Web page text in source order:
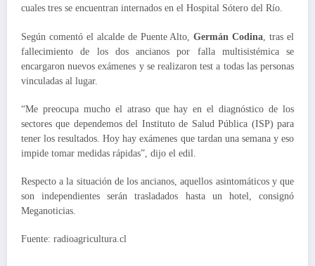
cuales tres se encuentran internados en el Hospital Sótero del Río.
Según comentó el alcalde de Puente Alto,Germán Codina , tras el
fallecimiento de los dos ancianos por falla multisistémica se
encargaron nuevos exámenes y se realizaron test a todas las personas
vinculadas al lugar.
“Me preocupa mucho el atraso que hay en el diagnóstico de los
sectores que dependemos del Instituto de Salud Pública (ISP) para
tener los resultados. Hoy hay exámenes que tardan una semana y eso
impide tomar medidas rápidas”, dijo el edil.
Respecto a la situación de los ancianos, aquellos asintomáticos y que
son independientes serán trasladados hasta un hotel, consignó
Meganoticias.
Fuente: radioagricultura.cl